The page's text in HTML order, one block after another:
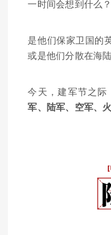
一时间会想到什么？
是他们保家卫国的
或是他们分散在海
今天，建军节之
军、陆军、空军、